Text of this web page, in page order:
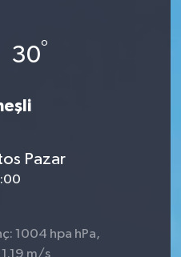
30°
Pazar
1004 hpa hPa,
m/s